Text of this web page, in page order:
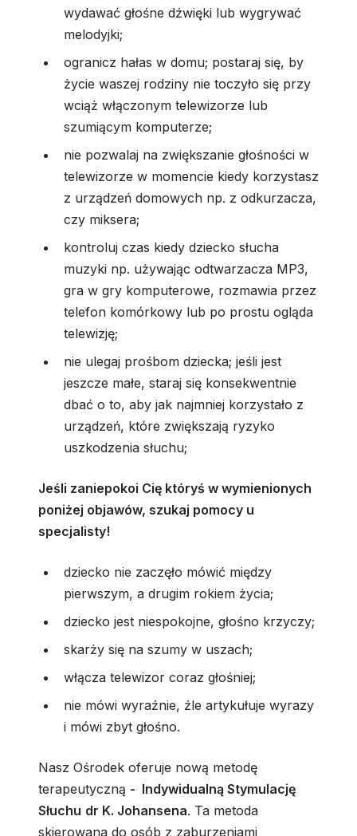
wydawać głośne dźwięki lub wygrywać
melodyjki;
ogranicz hałas w domu; postaraj się, by
życie waszej rodziny nie toczyło się przy
wciąż włączonym telewizorze lub
szumiącym komputerze;
nie pozwalaj na zwiększanie głośności w
telewizorze w momencie kiedy korzystasz
z urządzeń domowych np. z odkurzacza,
czy miksera;
kontroluj czas kiedy dziecko słucha
muzyki np. używając odtwarzacza MP3,
gra w gry komputerowe, rozmawia przez
telefon komórkowy lub po prostu ogląda
telewizję;
nie ulegaj prośbom dziecka; jeśli jest
jeszcze małe, staraj się konsekwentnie
dbać o to, aby jak najmniej korzystało z
urządzeń, które zwiększają ryzyko
uszkodzenia słuchu;
Jeśli zaniepokoi Cię któryś w wymienionych
poniżej objawów, szukaj pomocy u
specjalisty!
dziecko nie zaczęło mówić między
pierwszym, a drugim rokiem życia;
dziecko jest niespokojne, głośno krzyczy;
skarży się na szumy w uszach;
włącza telewizor coraz głośniej;
nie mówi wyraźnie, źle artykułuje wyrazy
i mówi zbyt głośno.
Nasz Ośrodek oferuje nową metodę
terapeutyczną - Indywidualną Stymulację
Słuchu dr K. Johansena. Ta metoda
skierowana do osób z zaburzeniami